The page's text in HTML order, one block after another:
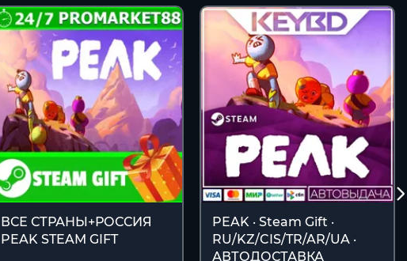
ВСЕ СТРАНЫ+РОССИЯ
PEAK STEAM GIFT
PEAK · Steam Gift ·
RU/KZ/CIS/TR/AR/UA ·
АВТОДОСТАВКА